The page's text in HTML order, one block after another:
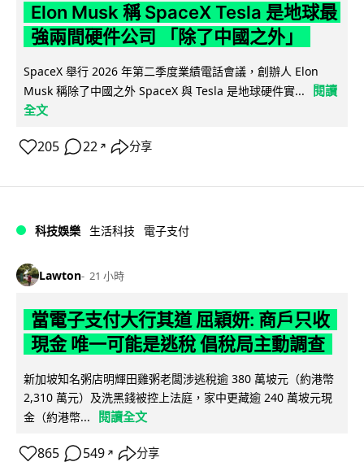
Elon Musk 稱 SpaceX Tesla 是地球最
強兩間硬件公司 「除了中國之外」
SpaceX 舉行 2026 年第二季度業績電話會議，創辦人 Elon
Musk 稱除了中國之外 SpaceX 與 Tesla 是地球硬件實...
閱讀
全文
205 22 ↗ 分享
科技娛樂 生活科技 電子支付
Lawton 21 小時
當電子支付大行其道 屈穎妍: 商戶只收
現金 唯一可能是逃稅 倡稅局主動調查
新加坡知名粥店明輝田雞粥老闆涉逃稅逾 380 萬坡元（約港幣
2,310 萬元）及洗黑錢被控上法庭，家中更藏逾 240 萬坡元現
金（約港幣...
閱讀全文
865 549 ↗ 分享